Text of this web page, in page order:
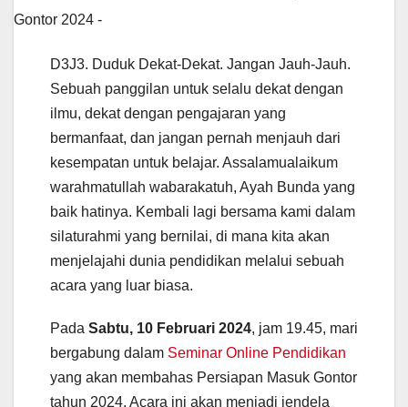
D3J3. Duduk Dekat-Dekat. Jangan Jauh-Jauh.
Sebuah panggilan untuk selalu dekat dengan
ilmu, dekat dengan pengajaran yang
bermanfaat, dan jangan pernah menjauh dari
kesempatan untuk belajar. Assalamualaikum
warahmatullah wabarakatuh, Ayah Bunda yang
baik hatinya. Kembali lagi bersama kami dalam
silaturahmi yang bernilai, di mana kita akan
menjelajahi dunia pendidikan melalui sebuah
acara yang luar biasa.
Pada Sabtu, 10 Februari 2024, jam 19.45, mari
bergabung dalam Seminar Online Pendidikan
yang akan membahas Persiapan Masuk Gontor
tahun 2024. Acara ini akan menjadi jendela